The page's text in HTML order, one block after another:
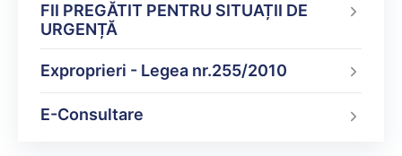
FII PREGĂTIT PENTRU SITUAȚII DE
URGENȚĂ
Exproprieri - Legea nr.255/2010
E-Consultare